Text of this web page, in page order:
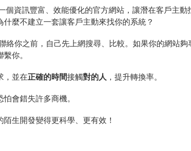
個資訊豐富、效能優化的官方網站，讓潛在客戶主動
麼不建立一套讓客戶主動來找你的系統？
絡你之前，自己先上網搜尋、比較。如果你的網站夠
你。
，並在正確的時間接觸對的人 ，提升轉換率。
會錯失許多商機。
生開發變得更科學、更有效！